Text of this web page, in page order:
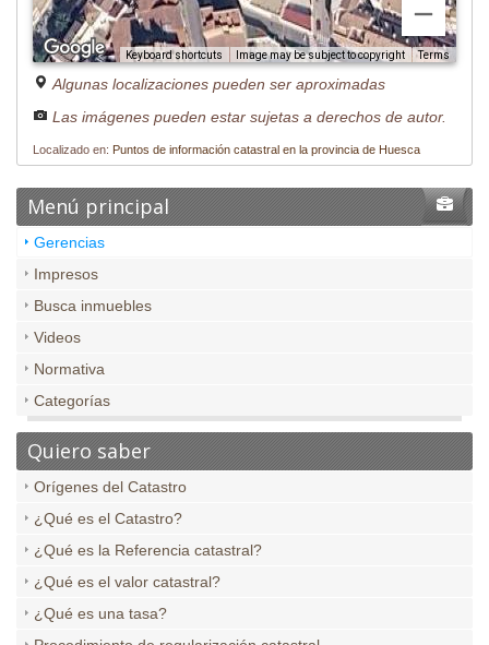
Keyboard shortcuts Image may be subject to copyright Terms
Algunas localizaciones pueden ser aproximadas
Las imágenes pueden estar sujetas a derechos de autor.
Localizado en: Puntos de información catastral en la provincia de Huesca
Menú principal
Gerencias
Impresos
Busca inmuebles
Videos
Normativa
Categorías
Quiero saber
Orígenes del Catastro
¿Qué es el Catastro?
¿Qué es la Referencia catastral?
¿Qué es el valor catastral?
¿Qué es una tasa?